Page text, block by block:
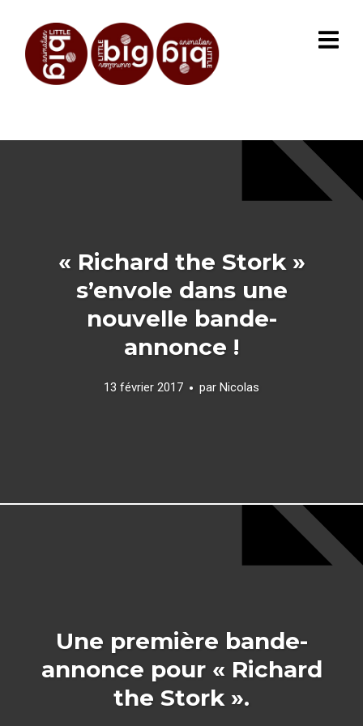
« Richard the Stork »
s’envole dans une
nouvelle bande-
annonce !
13 février 2017 par Nicolas
Une première bande-
annonce pour « Richard
the Stork ».